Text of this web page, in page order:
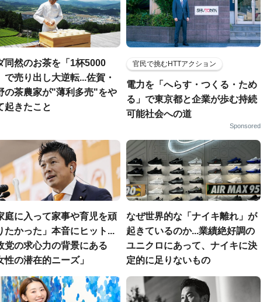
同然のお茶を「1杯5000
で売り出し大逆転...佐賀・
の茶農家が"薄利多売"をや
起きたこと
官民で挑むHTTアクション
電力を「へらす・つくる・ため
る」で東京都と企業が歩む持続
可能社会への道
Sponsored
庭に入って家事や育児を頑
たかった」本音にヒット...
党の求心力の背景にある
性の潜在的ニーズ」
なぜ世界的な「ナイキ離れ」が
起きているのか...業績絶好調の
ユニクロにあって、ナイキに決
定的に足りないもの